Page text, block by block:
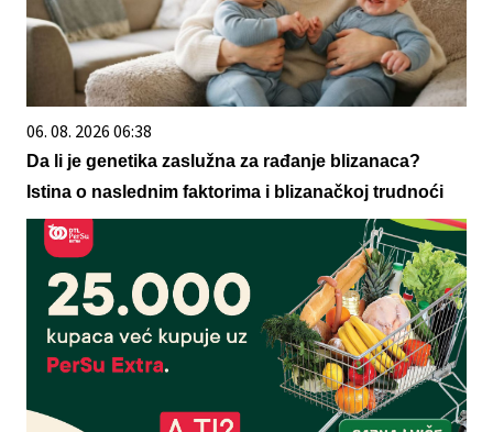
06. 08. 2026 06:38
Da li je genetika zaslužna za rađanje blizanaca?
Istina o naslednim faktorima i blizanačkoj trudnoći